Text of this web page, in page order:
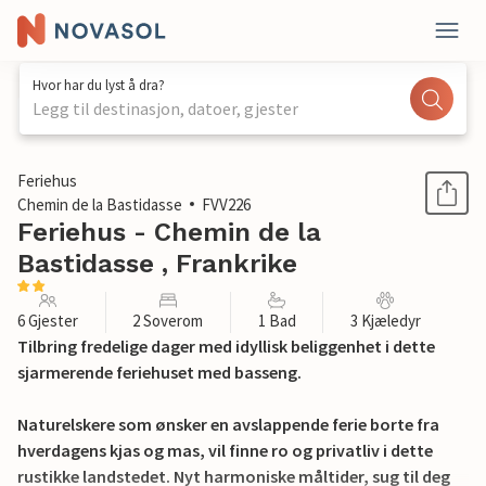
Hvor har du lyst å dra?
Legg til destinasjon, datoer, gjester
1 / 15
Feriehus
Chemin de la Bastidasse
FVV226
Feriehus - Chemin de la
Bastidasse , Frankrike
6 Gjester 2 Soverom 1 Bad 3 Kjæledyr
Tilbring fredelige dager med idyllisk beliggenhet i dette
sjarmerende feriehuset med basseng.
Naturelskere som ønsker en avslappende ferie borte fra
hverdagens kjas og mas, vil finne ro og privatliv i dette
rustikke landstedet. Nyt harmoniske måltider, sug til deg